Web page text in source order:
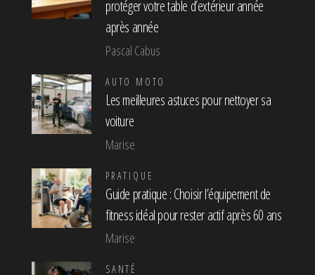
protéger votre table d’extérieur année
après année
Pascal Cabus
AUTO MOTO
Les meilleures astuces pour nettoyer sa
voiture
Marise
PRATIQUE
Guide pratique : Choisir l’équipement de
fitness idéal pour rester actif après 60 ans
Marise
SANTÉ